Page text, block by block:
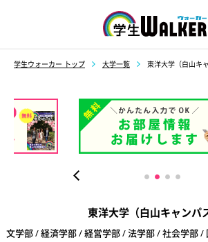
学生ウォーカー トップ 大学一覧 東洋大学（白山キャ
東洋大学（白山キャンパ
文学部 / 経済学部 / 経営学部 / 法学部 / 社会学部 /